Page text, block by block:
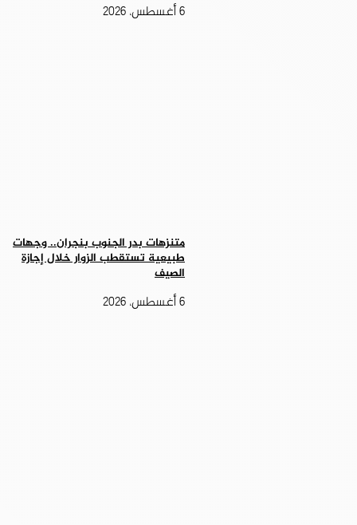
6 أغسطس، 2026
متنزهات بدر الجنوب بنجران.. وجهات
طبيعية تستقطب الزوار خلال إجازة
الصيف
6 أغسطس، 2026